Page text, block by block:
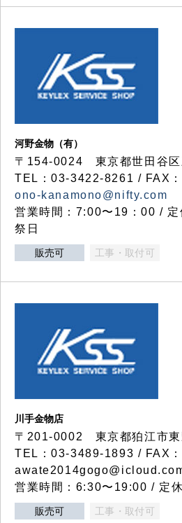
河野金物（有）
〒154-0024 東京都世田谷
TEL：03-3422-8261 / FAX
ono-kanamono@nifty.com
営業時間：7:00〜19：00 / 定
祭日
販売可 工事・取付可
川手金物店
〒201-0002 東京都狛江市
TEL：03-3489-1893 / FAX
営業時間：6:30〜19:00 / 定
販売可 工事・取付可